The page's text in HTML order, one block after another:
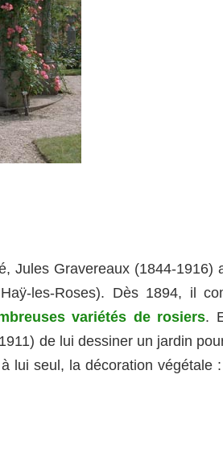
Jules Gravereaux (1844-1916)
les-Roses). Dès 1894, il
variétés de rosiers.
de lui dessiner un jardin
lui seul, la décoration végétale :